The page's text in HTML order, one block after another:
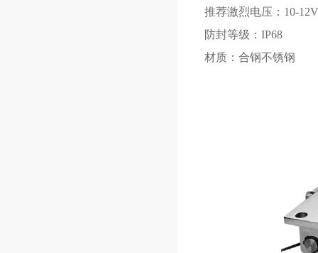
推荐激烈电压：10-
防封等级：IP68
材质：合钢不锈钢